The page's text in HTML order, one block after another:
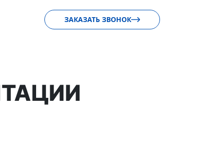
ЗАКАЗАТЬ ЗВОНОК